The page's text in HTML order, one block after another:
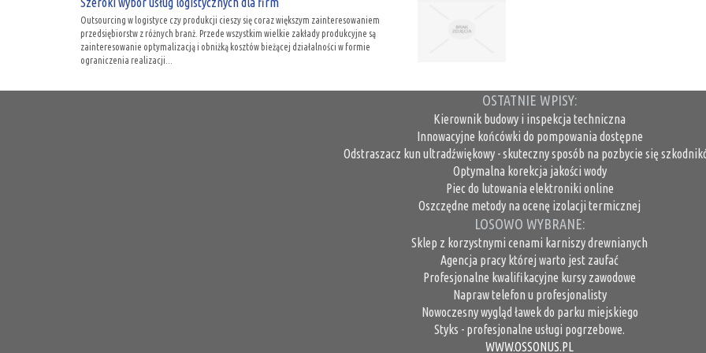
Outsourcing w logistyce czy produkcji cieszy się coraz większym zainteresowaniem
przedsiębiorstw z różnych branż. Przede wszystkim wielkie zakłady produkcyjne są
zainteresowanie optymalizacją i obniżką kosztów bieżącej działalności w formie
ograniczenia realizacji...
OSTATNIE WPISY:
Kierownik budowy i inspekcja techniczna
Innowacyjne końcówki do pompowania dostępne
Odstraszacz kun ultradźwiękowy - skuteczny sposób na pozbycie się
Optymalna korekcja jakości wody
Piec do lutowania elektroniki online
Oszczędne metody na ocenę izolacji termicznej
LOSOWO WYBRANE:
Sklep z korzystnymi cenami karniszy drewnianych
Agencja pracy której warto jest zaufać
Profesjonalne kwalifikacyjne kursy zawodowe
Napraw telefon u profesjonalisty
Nowoczesny wygląd ławek do parku miejskiego
Styks - profesjonalne usługi pogrzebowe.
WWW.OSSONUS.PL